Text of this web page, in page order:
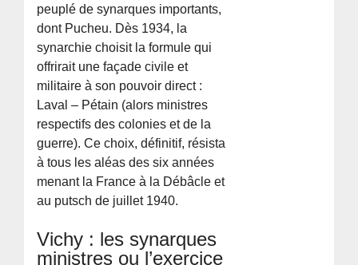
peuplé de synarques importants,
dont Pucheu. Dès 1934, la
synarchie choisit la formule qui
offrirait une façade civile et
militaire à son pouvoir direct :
Laval – Pétain (alors ministres
respectifs des colonies et de la
guerre). Ce choix, définitif, résista
à tous les aléas des six années
menant la France à la Débâcle et
au putsch de juillet 1940.
Vichy : les synarques
ministres ou l’exercice